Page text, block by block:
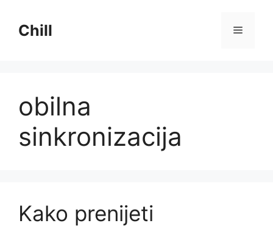
sadržajChill
obilna
sinkronizacija
Kako prenijeti